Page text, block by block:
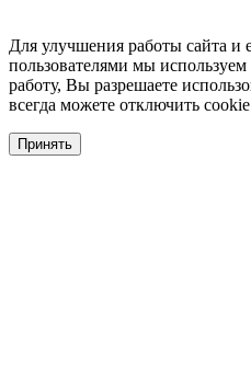
Для улучшения работы сайта и
пользователями мы
работу, Вы разрешаете
всегда можете отключить
Принять